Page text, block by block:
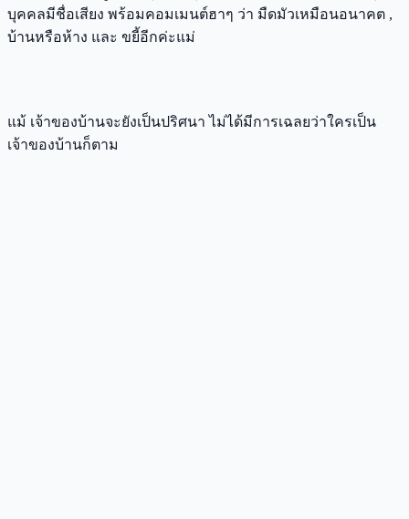
บุคคลมีชื่อเสียง พร้อมคอมเมนต์ฮาๆ ว่า มืดมัวเหมือนอนาคต ,
บ้านหรือห้าง และ ขยี้อีกค่ะแม่
แม้ เจ้าของบ้านจะยังเป็นปริศนา ไม่ได้มีการเฉลยว่าใครเป็น
เจ้าของบ้านก็ตาม